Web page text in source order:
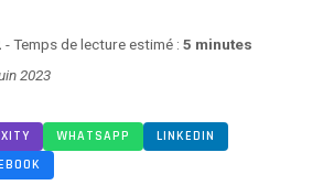
- Temps de lecture estimé : 5 minutes
2023
WHATSAPP
LINKEDIN